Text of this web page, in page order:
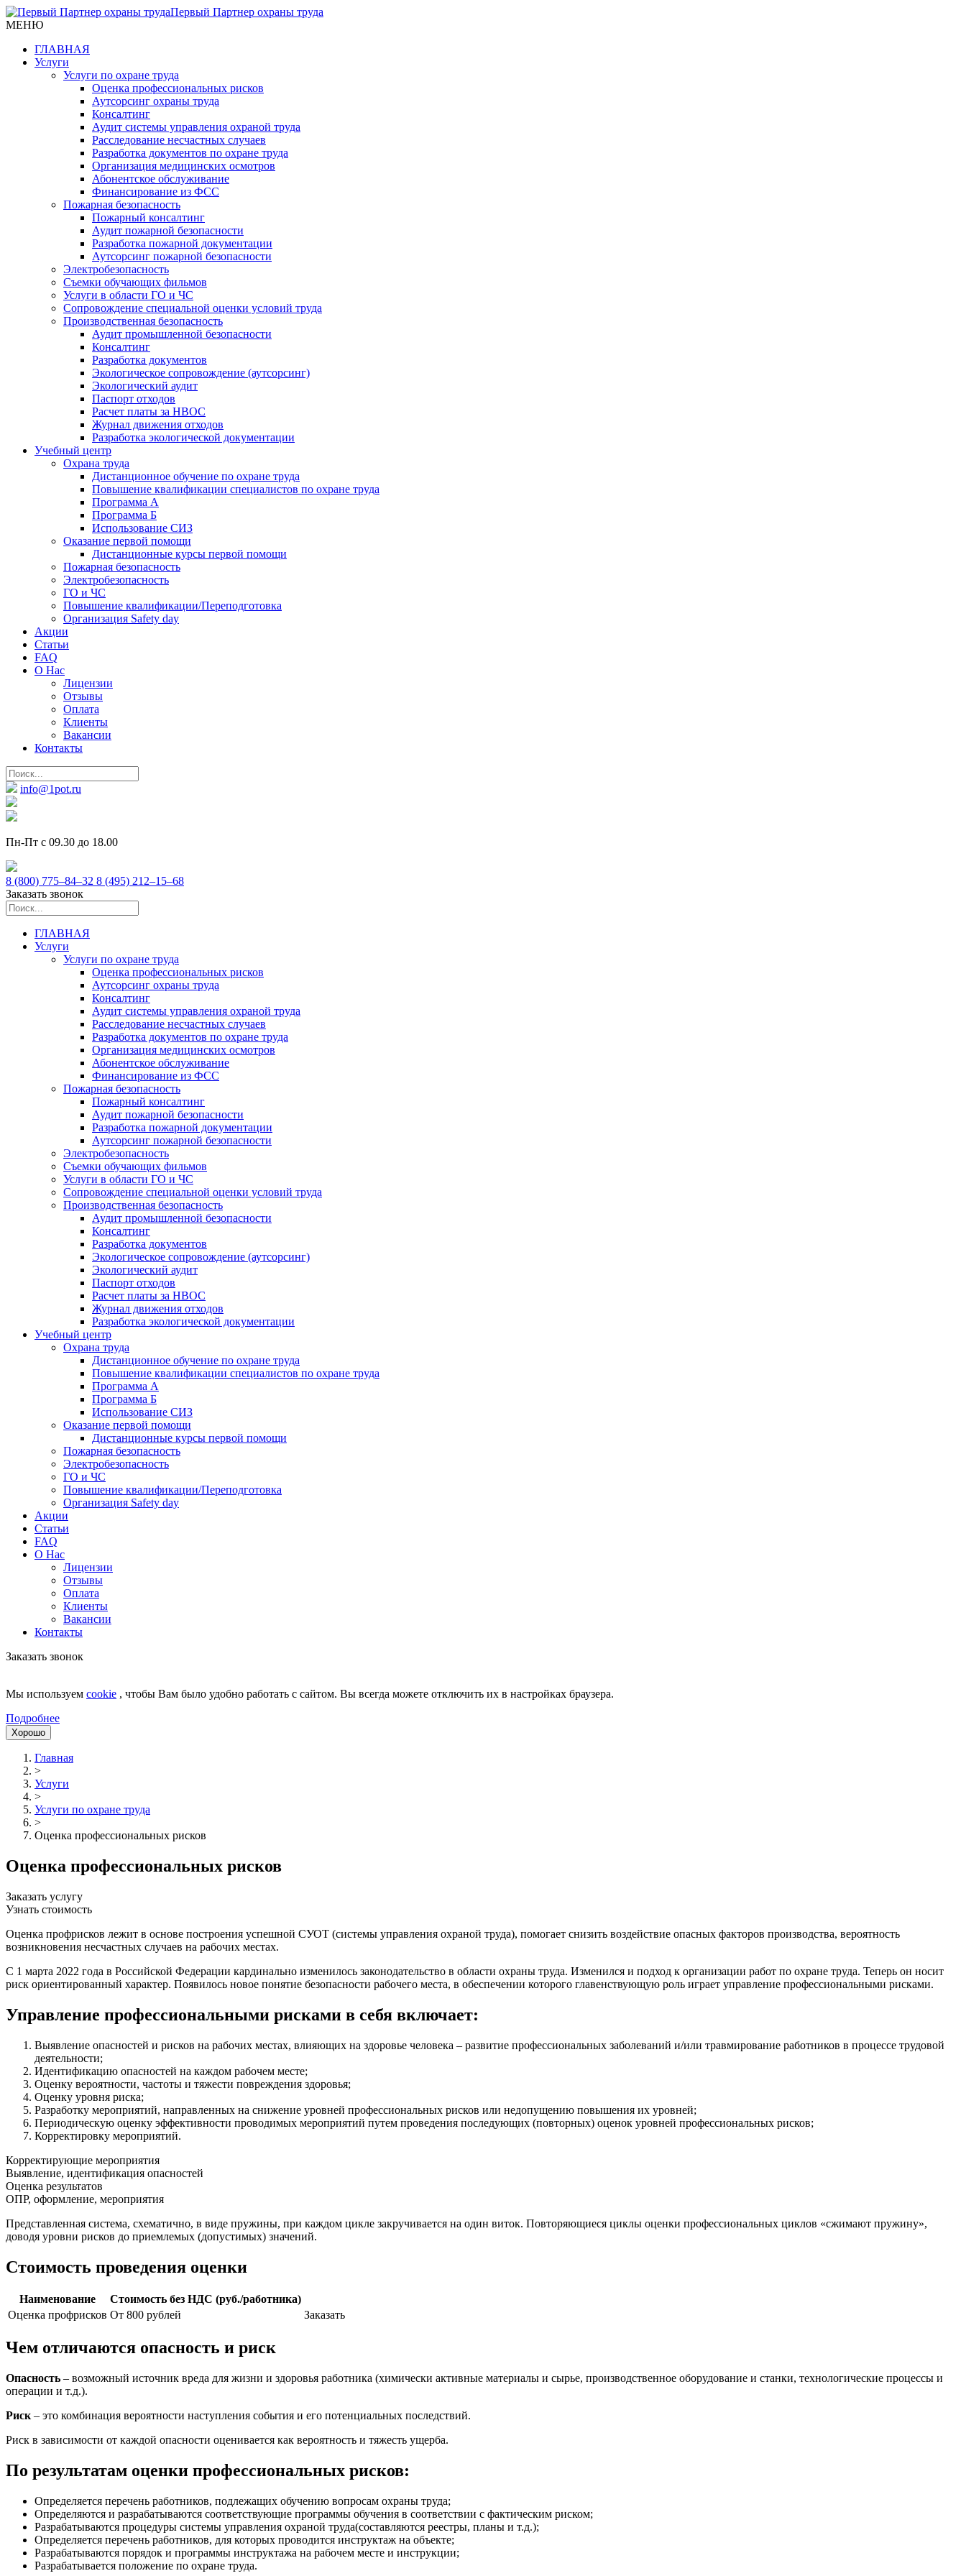
Первый Партнер охраны труда
МЕНЮ
ГЛАВНАЯ
Услуги
Услуги по охране труда
Оценка профессиональных рисков
Аутсорсинг охраны труда
Консалтинг
Аудит системы управления охраной труда
Расследование несчастных случаев
Разработка документов по охране труда
Организация медицинских осмотров
Абонентское обслуживание
Финансирование из ФСС
Пожарная безопасность
Пожарный консалтинг
Аудит пожарной безопасности
Разработка пожарной документации
Аутсорсинг пожарной безопасности
Электробезопасность
Съемки обучающих фильмов
Услуги в области ГО и ЧС
Сопровождение специальной оценки условий труда
Производственная безопасность
Аудит промышленной безопасности
Консалтинг
Разработка документов
Экологическое сопровождение (аутсорсинг)
Экологический аудит
Паспорт отходов
Расчет платы за НВОС
Журнал движения отходов
Разработка экологической документации
Учебный центр
Охрана труда
Дистанционное обучение по охране труда
Повышение квалификации специалистов по охране труда
Программа А
Программа Б
Использование СИЗ
Оказание первой помощи
Дистанционные курсы первой помощи
Пожарная безопасность
Электробезопасность
ГО и ЧС
Повышение квалификации/Переподготовка
Организация Safety day
Акции
Статьи
FAQ
О Нас
Лицензии
Отзывы
Оплата
Клиенты
Вакансии
Контакты
info@1pot.ru
Пн-Пт с 09.30 до 18.00
8 (800) 775–84–32 8 (495) 212–15–68
Заказать звонок
ГЛАВНАЯ
Услуги
Услуги по охране труда
Оценка профессиональных рисков
Аутсорсинг охраны труда
Консалтинг
Аудит системы управления охраной труда
Расследование несчастных случаев
Разработка документов по охране труда
Организация медицинских осмотров
Абонентское обслуживание
Финансирование из ФСС
Пожарная безопасность
Пожарный консалтинг
Аудит пожарной безопасности
Разработка пожарной документации
Аутсорсинг пожарной безопасности
Электробезопасность
Съемки обучающих фильмов
Услуги в области ГО и ЧС
Сопровождение специальной оценки условий труда
Производственная безопасность
Аудит промышленной безопасности
Консалтинг
Разработка документов
Экологическое сопровождение (аутсорсинг)
Экологический аудит
Паспорт отходов
Расчет платы за НВОС
Журнал движения отходов
Разработка экологической документации
Учебный центр
Охрана труда
Дистанционное обучение по охране труда
Повышение квалификации специалистов по охране труда
Программа А
Программа Б
Использование СИЗ
Оказание первой помощи
Дистанционные курсы первой помощи
Пожарная безопасность
Электробезопасность
ГО и ЧС
Повышение квалификации/Переподготовка
Организация Safety day
Акции
Статьи
FAQ
О Нас
Лицензии
Отзывы
Оплата
Клиенты
Вакансии
Контакты
Заказать звонок
Мы используем cookie , чтобы Вам было удобно работать с сайтом. Вы всегда можете отключить их в настройках браузера.
Подробнее
Хорошо
Главная
>
Услуги
>
Услуги по охране труда
>
Оценка профессиональных рисков
Оценка профессиональных рисков
Заказать услугу
Узнать стоимость
Оценка профрисков лежит в основе построения успешной СУОТ (системы управления охраной труда), помогает снизить воздействие опасных факторов производства, вероятность
возникновения несчастных случаев на рабочих местах.
С 1 марта 2022 года в Российской Федерации кардинально изменилось законодательство в области охраны труда. Изменился и подход к организации работ по охране труда. Теперь он носит
риск ориентированный характер. Появилось новое понятие безопасности рабочего места, в обеспечении которого главенствующую роль играет управление профессиональными рисками.
Управление профессиональными рисками в себя включает:
Выявление опасностей и рисков на рабочих местах, влияющих на здоровье человека – развитие профессиональных заболеваний и/или травмирование работников в процессе трудовой
деятельности;
Идентификацию опасностей на каждом рабочем месте;
Оценку вероятности, частоты и тяжести повреждения здоровья;
Оценку уровня риска;
Разработку мероприятий, направленных на снижение уровней профессиональных рисков или недопущению повышения их уровней;
Периодическую оценку эффективности проводимых мероприятий путем проведения последующих (повторных) оценок уровней профессиональных рисков;
Корректировку мероприятий.
Корректирующие мероприятия
Выявление, идентификация опасностей
Оценка результатов
ОПР, оформление, мероприятия
Представленная система, схематично, в виде пружины, при каждом цикле закручивается на один виток. Повторяющиеся циклы оценки профессиональных циклов «сжимают пружину»,
доводя уровни рисков до приемлемых (допустимых) значений.
Стоимость проведения оценки
Наименование
Стоимость без НДС (руб./работника)
Оценка профрисков От 800 рублей Заказать
Чем отличаются опасность и риск
Опасность – возможный источник вреда для жизни и здоровья работника (химически активные материалы и сырье, производственное оборудование и станки, технологические процессы и
операции и т.д.).
Риск – это комбинация вероятности наступления события и его потенциальных последствий.
Риск в зависимости от каждой опасности оценивается как вероятность и тяжесть ущерба.
По результатам оценки профессиональных рисков:
Определяется перечень работников, подлежащих обучению вопросам охраны труда;
Определяются и разрабатываются соответствующие программы обучения в соответствии с фактическим риском;
Разрабатываются процедуры системы управления охраной труда(составляются реестры, планы и т.д.);
Определяется перечень работников, для которых проводится инструктаж на объекте;
Разрабатываются порядок и программы инструктажа на рабочем месте и инструкции;
Разрабатывается положение по охране труда.